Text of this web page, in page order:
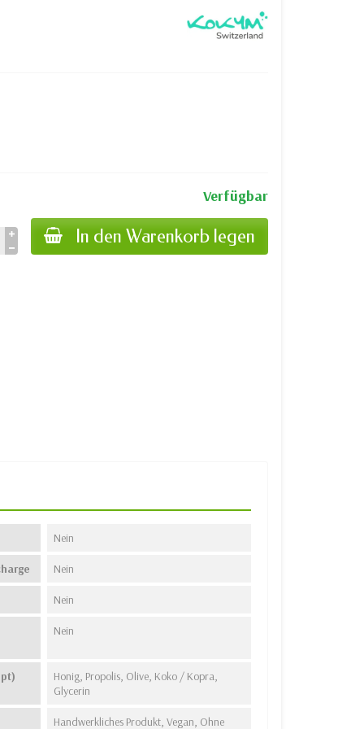
Verfügbar
In den Warenkorb legen
Nein
Nein
Nein
Nein
Honig, Propolis, Olive, Koko / Kopra,
Glycerin
Handwerkliches Produkt, Vegan, Ohne